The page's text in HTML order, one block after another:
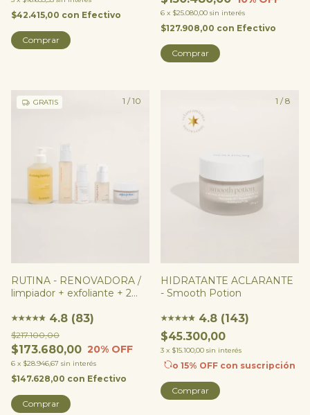
$42.415,00 con Efectivo 6 x $25.080,00 sin interés
$127.908,00 con Efectivo
Comprar
1 /10
GRATIS
RUTINA - RENOVADORA /
limpiador + exfoliante + 2
★★★★★
★ 4.8 (83)
$173.680,00
$217.100,00
20% OFF
6 x $28.946,67 sin interés
$147.628,00 con Efectivo
Comprar
1 /8
HIDRATANTE ACLARANTE
- Smooth Potion
★★★★★
★ 4.8 (143)
$45.300,00
3 x $15.100,00 sin interés
o 15% OFF con suscripción
Comprar